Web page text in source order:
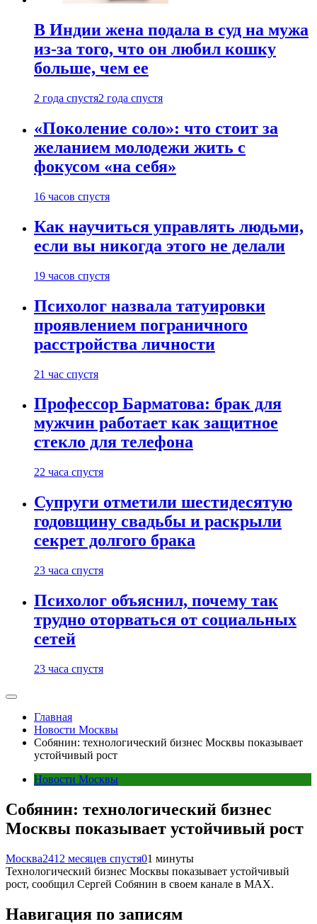
В Индии жена подала в суд на мужа
из-за того, что он любил кошку
больше, чем ее
2 года спустя2 года спустя
«Поколение соло»: что стоит за
желанием молодежи жить с
фокусом «на себя»
16 часов спустя
Как научиться управлять людьми,
если вы никогда этого не делали
19 часов спустя
Психолог назвала татуировки
проявлением пограничного
расстройства личности
21 час спустя
Профессор Барматова: брак для
мужчин работает как защитное
стекло для телефона
22 часа спустя
Супруги отметили шестидесятую
годовщину свадьбы и раскрыли
секрет долгого брака
23 часа спустя
Психолог объяснил, почему так
трудно оторваться от социальных
сетей
23 часа спустя
Главная
Новости Москвы
Собянин: технологический бизнес Москвы показывает
устойчивый рост
Новости Москвы
Собянин: технологический бизнес
Москвы показывает устойчивый рост
Москва2412 месяцев спустя01 минуты
Технологический бизнес Москвы показывает устойчивый
рост, сообщил Сергей Собянин в своем канале в MAX.
Навигация по записям